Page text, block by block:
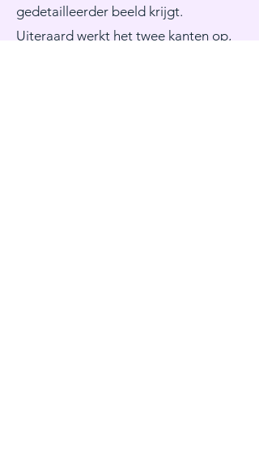
gedetailleerder beeld krijgt.
Uiteraard werkt het twee kanten op,